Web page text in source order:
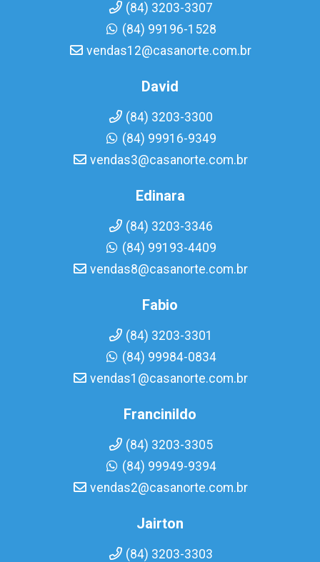
(84) 3203-3307
(84) 99196-1528
vendas12@casanorte.com.br
David
(84) 3203-3300
(84) 99916-9349
vendas3@casanorte.com.br
Edinara
(84) 3203-3346
(84) 99193-4409
vendas8@casanorte.com.br
Fabio
(84) 3203-3301
(84) 99984-0834
vendas1@casanorte.com.br
Francinildo
(84) 3203-3305
(84) 99949-9394
vendas2@casanorte.com.br
Jairton
(84) 3203-3303